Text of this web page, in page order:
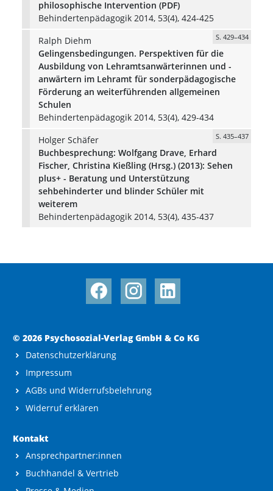
philosophische Intervention (PDF)
Behindertenpädagogik 2014, 53(4), 424-425
Ralph Diehm
S. 429–434
Gelingensbedingungen. Perspektiven für die
Ausbildung von Lehramtsanwärterinnen und -
anwärtern im Lehramt für sonderpädagogische
Förderung an weiterführenden allgemeinen
Schulen
Behindertenpädagogik 2014, 53(4), 429-434
Holger Schäfer
S. 435–437
Buchbesprechung: Wolfgang Drave, Erhard
Fischer, Christina Kießling (Hrsg.) (2013): Sehen
plus+ - Beratung und Unterstützung
sehbehinderter und blinder Schüler mit
weiterem
Behindertenpädagogik 2014, 53(4), 435-437
© 2026 Psychosozial-Verlag GmbH & Co KG
Datenschutzerklärung
Impressum
AGBs und Widerrufsbelehrung
Widerruf erklären
Kontakt
Ansprechpartner:innen
Buchhandel & Vertrieb